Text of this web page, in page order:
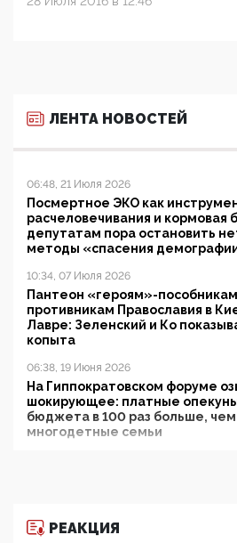
ЛЕНТА НОВОСТЕЙ
06:48, 21 Июля 2026
Посмертное ЭКО как
расчеловечивания и кормовая
депутатам пора остановить
методы «спасения
10:34, 07 Июля 2026
Пантеон «героям»-
противникам Православия в
Лавре: Зеленский и Ко
копыта
06:38, 19 Июня 2026
На Гиппократовском форуме
шокирующее: платные
бюджета в 100 раз больше,
многодетные семьи
11:53, 09 Июня 2026
РЕАКЦИЯ